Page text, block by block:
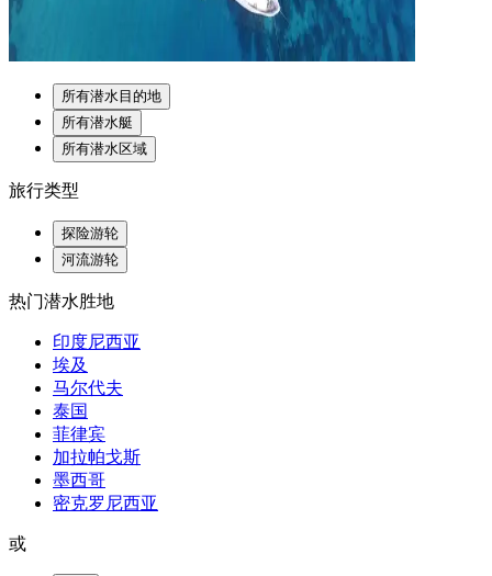
所有潜水目的地
所有潜水艇
所有潜水区域
旅行类型
探险游轮
河流游轮
热门潜水胜地
印度尼西亚
埃及
马尔代夫
泰国
菲律宾
加拉帕戈斯
墨西哥
密克罗尼西亚
或